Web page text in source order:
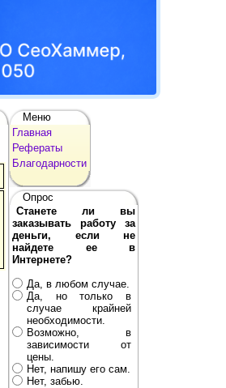
Меню
Главная
Рефераты
Благодарности
Опрос
Станете ли вы
заказывать работу за
деньги, если не
найдете ее в
Интернете?
Да, в любом случае.
Да, но только в
случае крайней
необходимости.
Возможно, в
зависимости от
цены.
Нет, напишу его сам.
Нет, забью.